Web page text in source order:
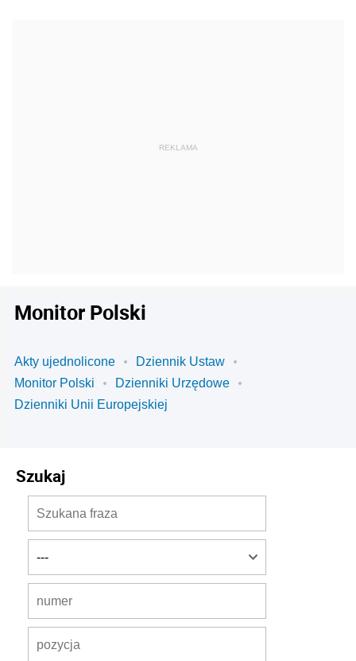
Monitor Polski
Akty ujednolicone
Dziennik Ustaw
Monitor Polski
Dzienniki Urzędowe
Dzienniki Unii Europejskiej
Szukaj